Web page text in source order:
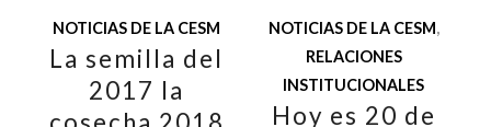
NOTICIAS DE LA CESM
La semilla del
2017 la
NOTICIAS DE LA CESM,
RELACIONES
INSTITUCIONALES
Hoy es 20 de